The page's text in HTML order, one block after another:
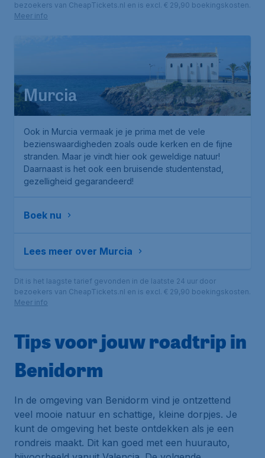
bezoekers van CheapTickets.nl en is excl. € 29,90 boekingskosten.
Meer info
Murcia
Ook in Murcia vermaak je je prima met de vele
bezienswaardigheden zoals oude kerken en de fijne
stranden. Maar je vindt hier ook geweldige natuur!
Daarnaast is het ook een bruisende studentenstad,
gezelligheid gegarandeerd!
Boek nu
Lees meer over Murcia
Dit is het laagste tarief gevonden in de laatste 24 uur door
bezoekers van CheapTickets.nl en is excl. € 29,90 boekingskosten.
Meer info
Tips voor jouw roadtrip in
Benidorm
In de omgeving van Benidorm vind je ontzettend
veel mooie natuur en schattige, kleine dorpjes. Je
kunt de omgeving het beste ontdekken als je een
rondreis maakt. Dit kan goed met een huurauto,